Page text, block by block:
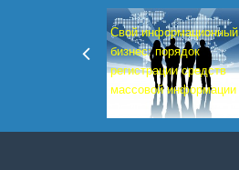
Свой информационный
бизнес: порядок
регистрации средств
массовой информации